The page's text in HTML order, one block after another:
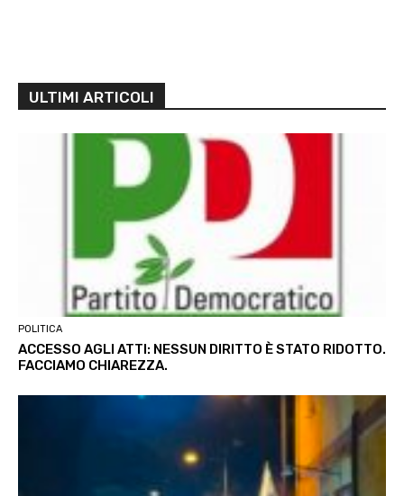
ULTIMI ARTICOLI
POLITICA
ACCESSO AGLI ATTI: NESSUN DIRITTO È STATO RIDOTTO.
FACCIAMO CHIAREZZA.